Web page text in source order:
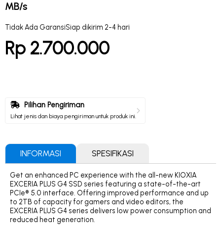
MB/s
Tidak Ada GaransiSiap dikirim 2-4 hari
Rp 2.700.000
Pilihan Pengiriman
Lihat jenis dan biaya pengiriman untuk produk ini.
INFORMASI SPESIFIKASI
Get an enhanced PC experience with the all-new KIOXIA
EXCERIA PLUS G4 SSD series featuring a state-of-the-art
PCIe® 5.0 interface. Offering improved performance and up
to 2TB of capacity for gamers and video editors, the
EXCERIA PLUS G4 series delivers low power consumption and
reduced heat generation.